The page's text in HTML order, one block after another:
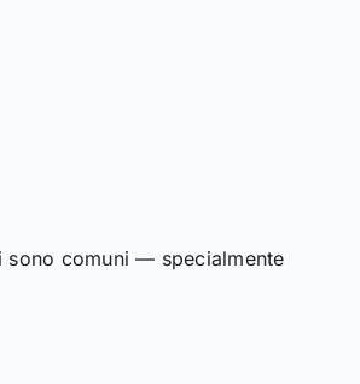
sono comuni — specialmente